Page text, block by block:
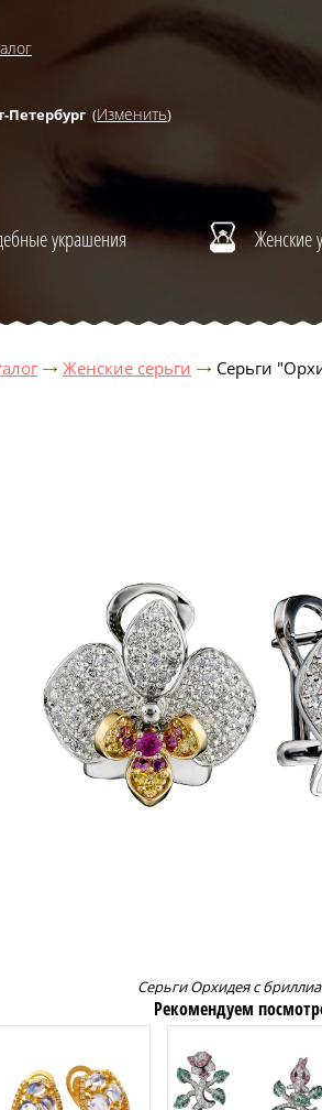
Петербург (Изменить)
украшения Женские
Женские серьги Серьги
Серьги Орхидея с
Рекомендуем